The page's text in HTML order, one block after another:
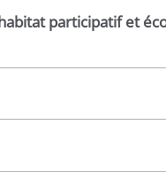
participatif et